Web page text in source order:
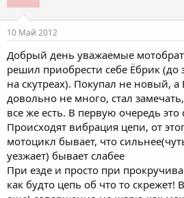
10 Май 2012
Добрый день уважаемые
решил приобрести себе Ёбрик (до
на скутреах). Покупал не новый,
довольно не много, стал
все же есть. В первую очередь это
Происходят вибрация цепи, от
мотоцикл бывает, что
уезжает) бывает слабее
При езде и просто при
как будто цепь об что то скрежет!